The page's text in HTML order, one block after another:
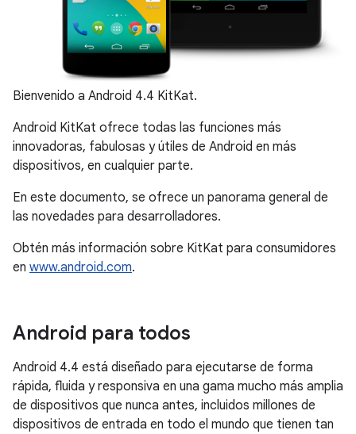
Bienvenido a Android 4.4 KitKat.
Android KitKat ofrece todas las funciones más
innovadoras, fabulosas y útiles de Android en más
dispositivos, en cualquier parte.
En este documento, se ofrece un panorama general de
las novedades para desarrolladores.
Obtén más información sobre KitKat para consumidores
en www.android.com.
Android para todos
Android 4.4 está diseñado para ejecutarse de forma
rápida, fluida y responsiva en una gama mucho más amplia
de dispositivos que nunca antes, incluidos millones de
dispositivos de entrada en todo el mundo que tienen tan